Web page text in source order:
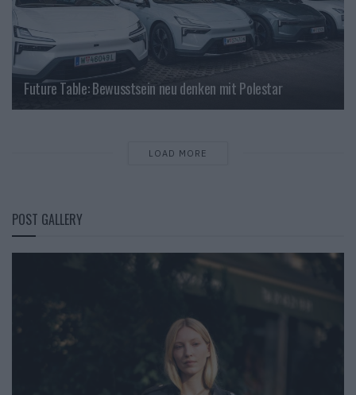
Future Table: Bewusstsein neu denken mit Polestar
LOAD MORE
POST GALLERY